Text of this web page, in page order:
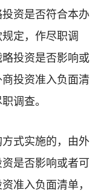
资是否符合本办
定，作尽职调
投资是否影响或
投资准入负面清
调查。
式实施的，由外
是否影响或者可
准入负面清单，